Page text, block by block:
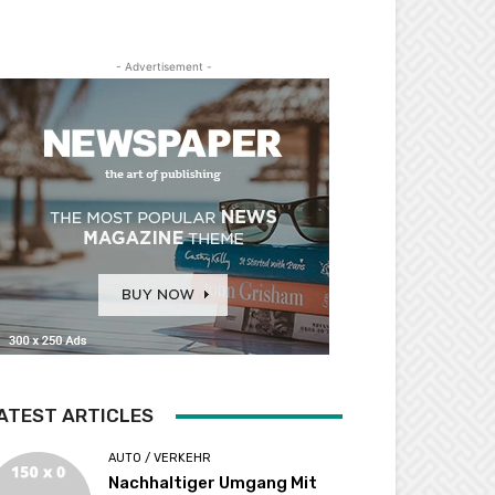
- Advertisement -
ARTICLES
AUTO / VERKEHR
Nachhaltiger Umgang Mit